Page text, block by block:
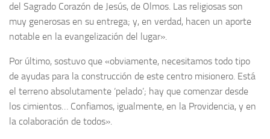
del Sagrado Corazón de Jesús, de Olmos. Las religiosas son
muy generosas en su entrega; y, en verdad, hacen un aporte
notable en la evangelización del lugar».
Por último, sostuvo que «obviamente, necesitamos todo tipo
de ayudas para la construcción de este centro misionero. Está
el terreno absolutamente ‘pelado’; hay que comenzar desde
los cimientos… Confiamos, igualmente, en la Providencia, y en
la colaboración de todos».